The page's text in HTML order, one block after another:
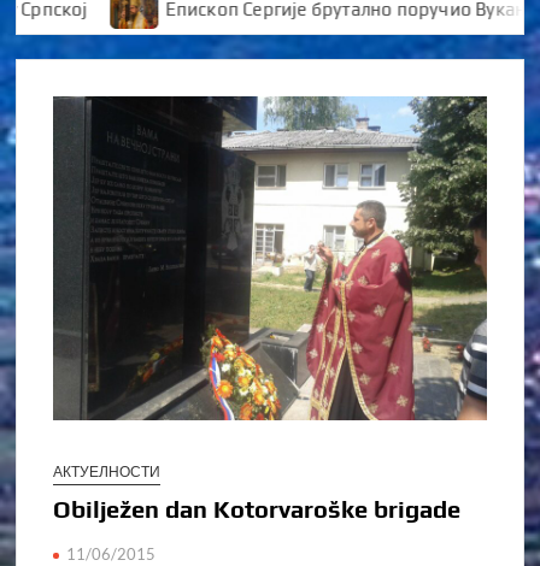
Епископ Сергије брутално поручио
АКТУЕЛНОСТИ
Obilježen dan Kotorvaroške brigade
11/06/2015